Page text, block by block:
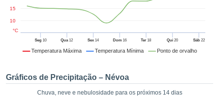
digital
ou
permite-
a nossa
Temperatura Máxima Temperatura Mínima Ponto de orvalho
Seg10 Qua12 Sex 14 Dom16 Ter 18 Qui 20 Sáb22
10
15
°C
Gráficos de Precipitação – Névoa
Chuva, neve e nebulosidade para os próximos 14 dias